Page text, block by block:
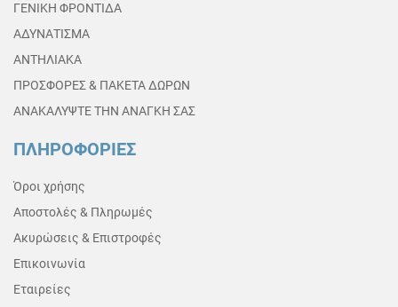
ΓΕΝΙΚΗ ΦΡΟΝΤΙΔΑ
ΑΔΥΝΑΤΙΣΜΑ
ΑΝΤΗΛΙΑΚΑ
ΠΡΟΣΦΟΡΕΣ & ΠΑΚΕΤΑ ΔΩΡΩΝ
ΑΝΑΚΑΛΥΨΤΕ ΤΗΝ ΑΝΑΓΚΗ ΣΑΣ
ΠΛΗΡΟΦΟΡΙΕΣ
Όροι χρήσης
Αποστολές & Πληρωμές
Ακυρώσεις & Επιστροφές
Επικοινωνία
Εταιρείες